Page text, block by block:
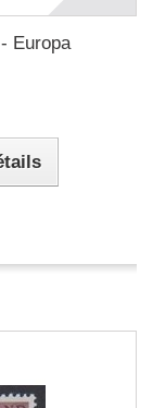
Europa